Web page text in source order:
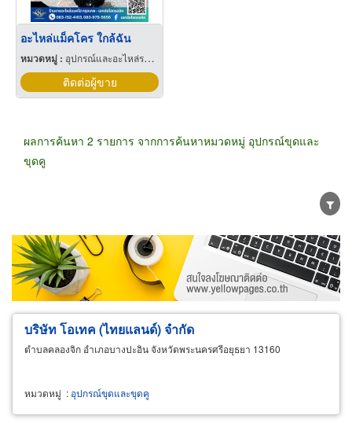
อะไหล่แม็คโคร ใกล้ฉัน
หมวดหมู่ : อุปกรณ์และอะไหล่รถแทรกเตอร์
ติดต่อผู้ขาย
ผลการค้นหา 2 รายการ จากการค้นหาหมวดหมู่ อุปกรณ์ขุดและ
ขุดคู
ขายส่ง ขายปลีก ผู้ผลิต
ตัวแทนจัดจำหน่าย
ผู้ส่งออก/นำเข้า
ธุรกิจบริการ
บริษัท โอเทค (ไทยแลนด์) จำกัด
ตำบลคลองจิก อำเภอบางปะอิน จังหวัดพระนครศรีอยุธยา 13160
หมวดหมู่ : อุปกรณ์ขุดและขุดคู